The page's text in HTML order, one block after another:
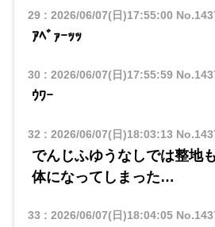
29: 2026/06/07(日)17:55:00
ｱﾍﾞｧｰｯｯ
30 : 2026/06/07(日)17:55:59
ｳﾜｰ
32 : 2026/06/07(日)18:03:13
でんじふゆうなしでは整地
体になってしまった…
33 : 2026/06/07(日)18:04:05